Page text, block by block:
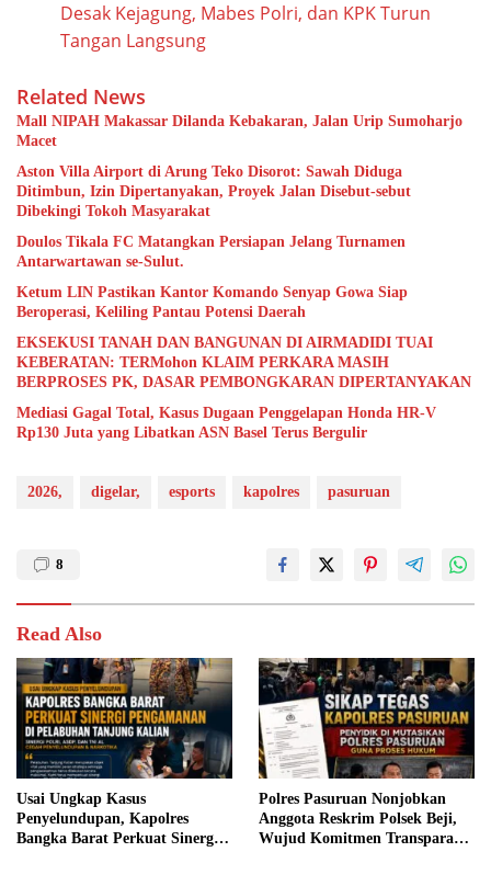
Desak Kejagung, Mabes Polri, dan KPK Turun
Tangan Langsung
Related News
Mall NIPAH Makassar Dilanda Kebakaran, Jalan Urip Sumoharjo
Macet
Aston Villa Airport di Arung Teko Disorot: Sawah Diduga
Ditimbun, Izin Dipertanyakan, Proyek Jalan Disebut-sebut
Dibekingi Tokoh Masyarakat
Doulos Tikala FC Matangkan Persiapan Jelang Turnamen
Antarwartawan se-Sulut.
Ketum LIN Pastikan Kantor Komando Senyap Gowa Siap
Beroperasi, Keliling Pantau Potensi Daerah
EKSEKUSI TANAH DAN BANGUNAN DI AIRMADIDI TUAI
KEBERATAN: TERMohon KLAIM PERKARA MASIH
BERPROSES PK, DASAR PEMBONGKARAN DIPERTANYAKAN
Mediasi Gagal Total, Kasus Dugaan Penggelapan Honda HR-V
Rp130 Juta yang Libatkan ASN Basel Terus Bergulir
2026, digelar, esports kapolres pasuruan
8
Read Also
Usai Ungkap Kasus
Penyelundupan, Kapolres
Bangka Barat Perkuat Sinergi
Polres Pasuruan Nonjobkan
Anggota Reskrim Polsek Beji,
Wujud Komitmen Transparansi